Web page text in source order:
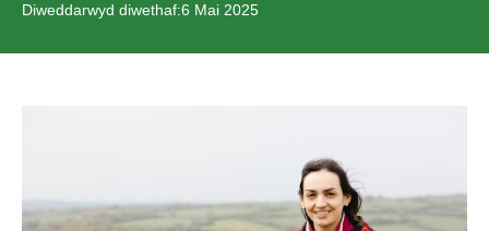
Diweddarwyd diwethaf:6 Mai 2025